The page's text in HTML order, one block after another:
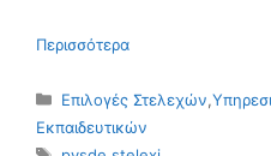
Περισσότερα
Κατηγορίες
Επιλογές Στελεχών,
Εκπαιδευτικών
Ετικέτες